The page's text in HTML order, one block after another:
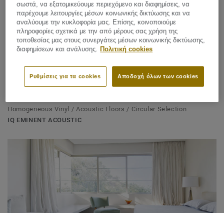
Homogeneous Vinyl / Acoustic Floors / Circular Selection
IQ EMINENT ACOUSTIC
σωστά, να εξατομικεύουμε περιεχόμενο και διαφημίσεις, να
παρέχουμε λειτουργίες μέσων κοινωνικής δικτύωσης και να
αναλύουμε την κυκλοφορία μας. Επίσης, κοινοποιούμε
πληροφορίες σχετικά με την από μέρους σας χρήση της
τοποθεσίας μας στους συνεργάτες μέσων κοινωνικής δικτύωσης,
διαφημίσεων και ανάλυσης.
Πολιτική cookies
Αποδοχή όλων των cookies
Ρυθμίσεις για τα cookies